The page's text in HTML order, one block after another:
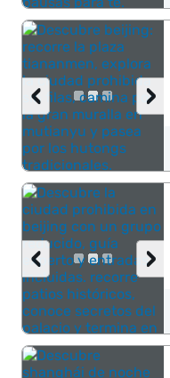
›
‹
›
‹